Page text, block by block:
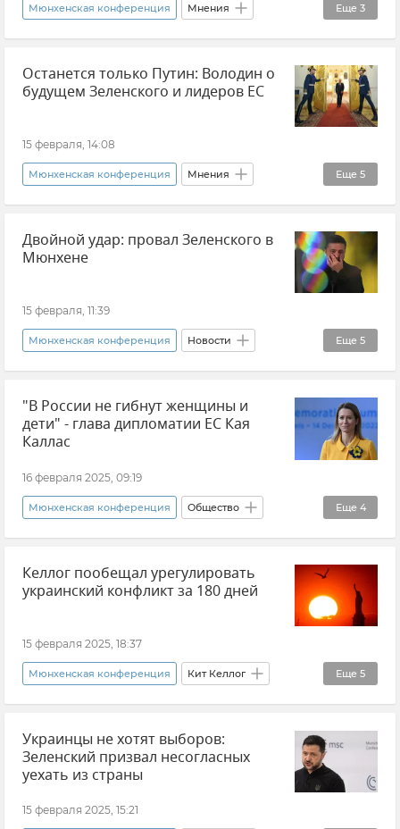
Еще 3
Мюнхенская конференция Мнения
Андрей Манойло Владимир Зеленский
Эксклюзивы РИА Новости Крым
Останется только Путин: Володин о
будущем Зеленского и лидеров ЕС
15 февраля, 14:08
Еще 5
Мюнхенская конференция Мнения
Владимир Путин (политик) Россия
Вячеслав Володин Европа
Двойной удар: провал Зеленского в
Мюнхене
15 февраля, 11:39
Еще 5
Мюнхенская конференция Новости
Европа США Марко Рубио
Украина Владимир Зеленский
"В России не гибнут женщины и
дети" - глава дипломатии ЕС Кая
Каллас
16 февраля 2025, 09:19
Еще 4
Мюнхенская конференция Общество
Россия Украина Новости СВО
Новости
Келлог пообещал урегулировать
украинский конфликт за 180 дней
15 февраля 2025, 18:37
Еще 5
Мюнхенская конференция Кит Келлог
Новости США Украина
Политика Европейский Союз (ЕС)
Украинцы не хотят выборов:
Зеленский призвал несогласных
уехать из страны
15 февраля 2025, 15:21